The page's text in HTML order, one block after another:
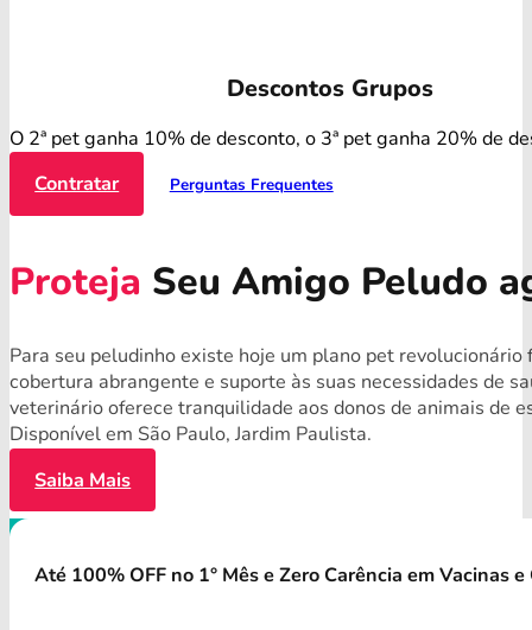
Descontos Grupos
O 2ª pet ganha 10% de desconto, o 3ª pet ganha 20% de
Contratar
Perguntas Frequentes
Proteja Seu Amigo Peludo
Para seu peludinho existe hoje um plano pet
cobertura abrangente e suporte às suas necessidades de
veterinário oferece tranquilidade aos donos de animais de
Disponível em São Paulo, Jardim Paulista.
Saiba Mais
Até 100% OFF no 1° Mês e Zero Carência em Vacinas